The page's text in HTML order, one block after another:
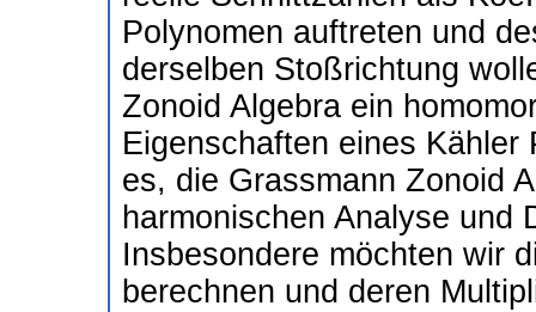
Polynomen auftreten und
derselben Stoßrichtung
Zonoid Algebra ein
Eigenschaften eines
es, die Grassmann Zonoid
harmonischen Analyse und
Insbesondere möchten wir
berechnen und deren